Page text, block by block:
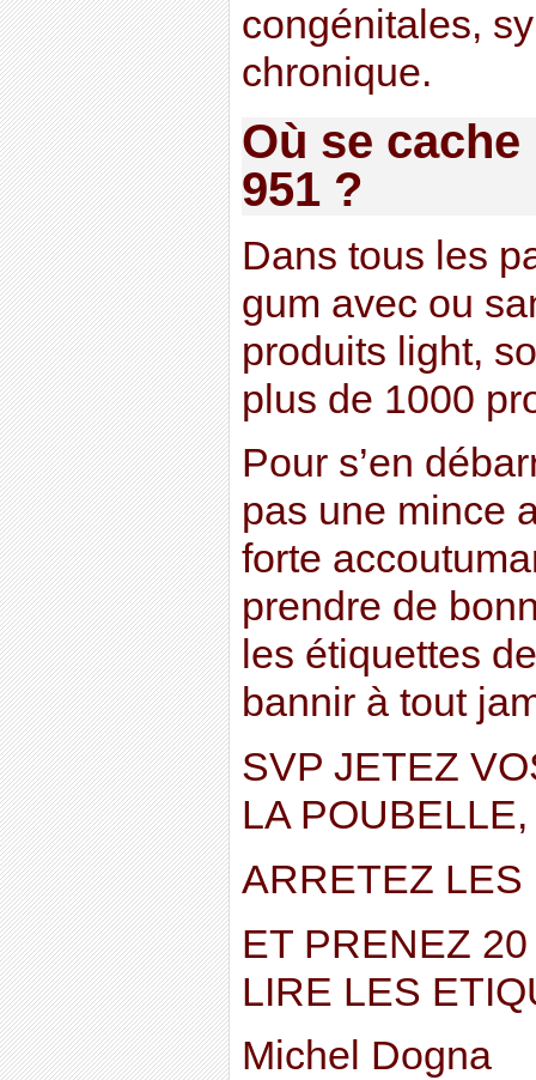
congénitales,
chronique.
Où se cache
951 ?
Dans tous les
gum avec ou
produits light,
plus de 1000
Pour s’en
pas une mince
forte
prendre de
les étiquettes
bannir à tout
SVP JETEZ
LA POUBELLE,
ARRETEZ LES
ET PRENEZ
LIRE LES
Michel Dogna